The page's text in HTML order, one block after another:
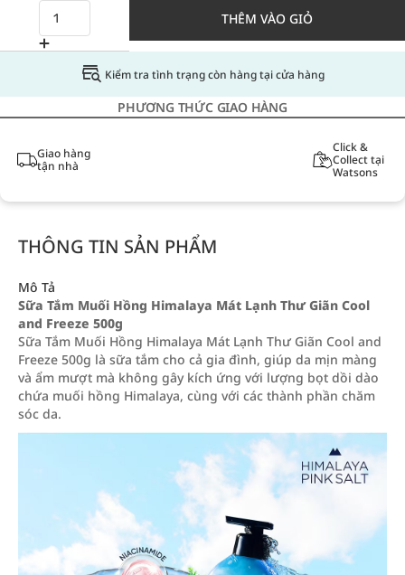
THÊM VÀO GIỎ
Kiểm tra tình trạng còn hàng tại cửa hàng
PHƯƠNG THỨC GIAO HÀNG
Giao hàng
tận nhà
Click &
Collect tại
Watsons
THÔNG TIN SẢN PHẨM
Mô Tả
Sữa Tắm Muối Hồng Himalaya Mát Lạnh Thư Giãn Cool
and Freeze 500g
Sữa Tắm Muối Hồng Himalaya Mát Lạnh Thư Giãn Cool and
Freeze 500g là sữa tắm cho cả gia đình, giúp da mịn màng
và ẩm mượt mà không gây kích ứng với lượng bọt dồi dào
chứa muối hồng Himalaya, cùng với các thành phần chăm
sóc da.